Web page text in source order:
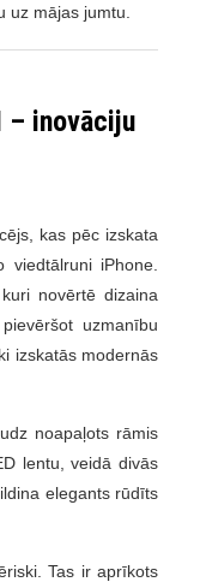
uz mājas jumtu.
– inovāciju
kas pēc izskata
iPhone.
novērtē dizaina
uzmanību
izskatās modernās
noapaļots rāmis
lentu, veidā divās
elegants rūdīts
Tas ir aprīkots